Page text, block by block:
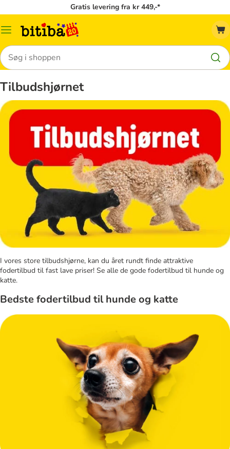
Gratis levering fra kr 449,-*
Menu
Søg
Tilbudshjørnet
I vores store tilbudshjørne, kan du året rundt finde attraktive
fodertilbud til fast lave priser! Se alle de gode fodertilbud til hunde og
katte.
Bedste fodertilbud til hunde og katte